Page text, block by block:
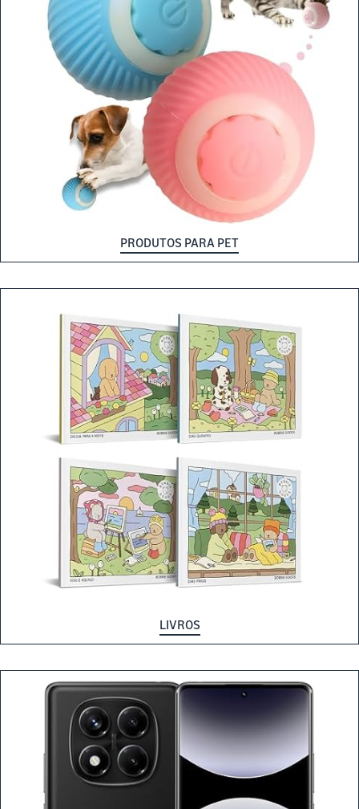
PRODUTOS PARA PET
LIVROS